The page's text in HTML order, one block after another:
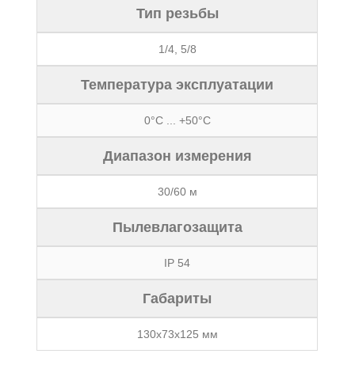
Тип резьбы
1/4, 5/8
Температура эксплуатации
0°C ... +50°C
Диапазон измерения
30/60 м
Пылевлагозащита
IP 54
Габариты
130х73х125 мм